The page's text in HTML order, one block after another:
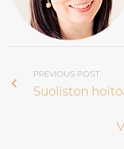
PREVIOUS POST
Suoliston